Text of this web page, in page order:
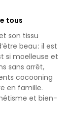
tous
son tissu
beau : il est
si moelleuse et
sans arrêt,
cocooning
en famille.
et bien-